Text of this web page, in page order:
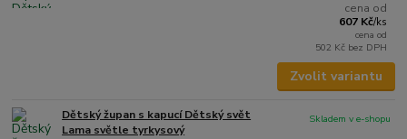
cena od
607 Kč/ks
cena od
502 Kč bez DPH
Zvolit variantu
Dětský župan s kapucí Dětský svět
Lama světle tyrkysový
Skladem v e-shopu